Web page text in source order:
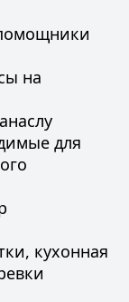
на
для
кухонная